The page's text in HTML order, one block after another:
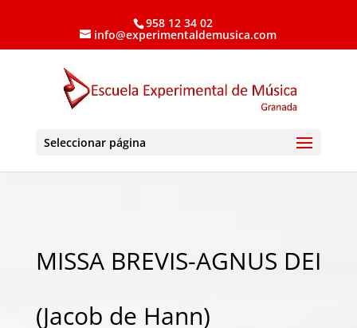
958 12 34 02
info@experimentaldemusica.com
Seleccionar página
MISSA BREVIS-AGNUS DEI
(Jacob de Hann)